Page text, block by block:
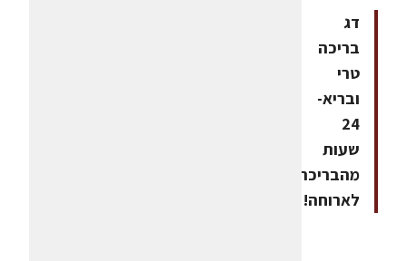
דג
בריכה
טרי
ובריא-
24
שעות
מהבריכה
לארוחה!